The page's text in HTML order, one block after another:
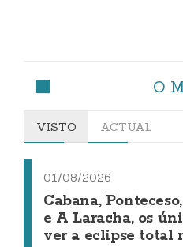
O
VISTO ACTUAL
01/08/2026
Cabana,
e A Laracha, os
ver a eclipse total